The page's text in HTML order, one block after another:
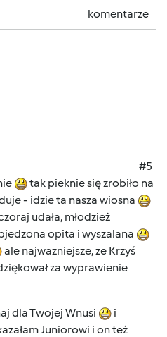
komentarze
#5
tak pieknie się zrobiło na
- idzie ta nasza wiosna
udała, młodzież
opita i wyszalana
ale najwazniejsze, ze Krzyś
za wyprawienie
dla Twojej Wnusi
i
Juniorowi i on też